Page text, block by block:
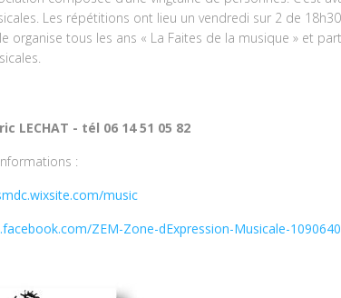
Les répétitions ont lieu un vendredi sur 2 de
organise tous les ans « La Faites de la musique » et
LECHAT - tél 06 14 51 05 82
:
music
ZEM-Zone-dExpression-Musicale-